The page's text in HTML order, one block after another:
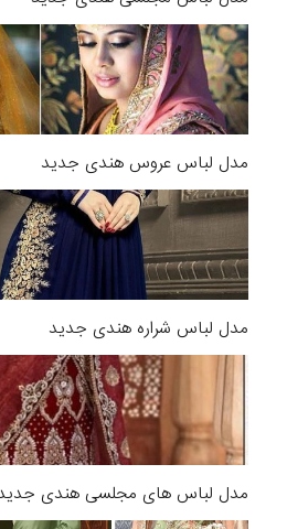
مدل لباس عروس هندی جدید
مدل لباس شراره هندی جدید
مدل لباس های مجلسی هندی